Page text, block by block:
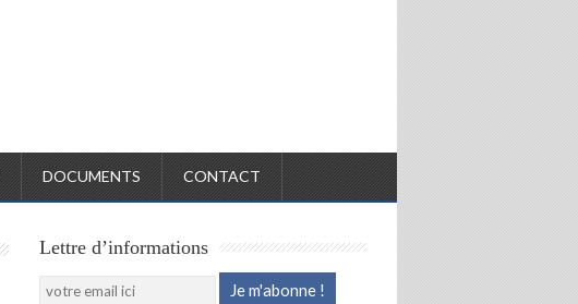
DOCUMENTS CONTACT
Lettre d’informations